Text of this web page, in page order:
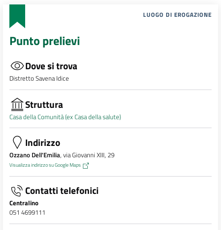
LUOGO DI EROGAZIONE
Punto prelievi
Dove si trova
Distretto Savena Idice
Struttura
Casa della Comunità (ex Casa della salute)
Indirizzo
Ozzano Dell'Emilia, via Giovanni XIII, 29
Visualizza indirizzo su Google Maps
Contatti telefonici
Centralino
051 4699111